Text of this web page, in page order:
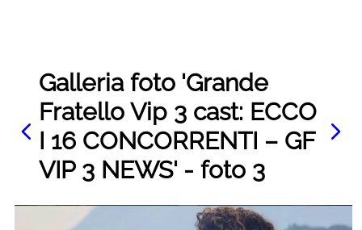
Galleria foto 'Grande
Fratello Vip 3 cast: ECCO
I 16 CONCORRENTI – GF
VIP 3 NEWS' - foto 3